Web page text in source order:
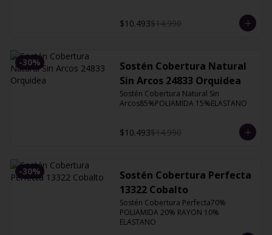
$10.493$14.990
-30%
Sostén Cobertura Natural
Sin Arcos 24833 Orquidea
Sostén Cobertura Natural Sin
Arcos85%POLIAMIDA 15%ELASTANO
$10.493$14.990
-30%
Sostén Cobertura Perfecta
13322 Cobalto
Sostén Cobertura Perfecta70%
POLIAMIDA 20% RAYON 10%
ELASTANO